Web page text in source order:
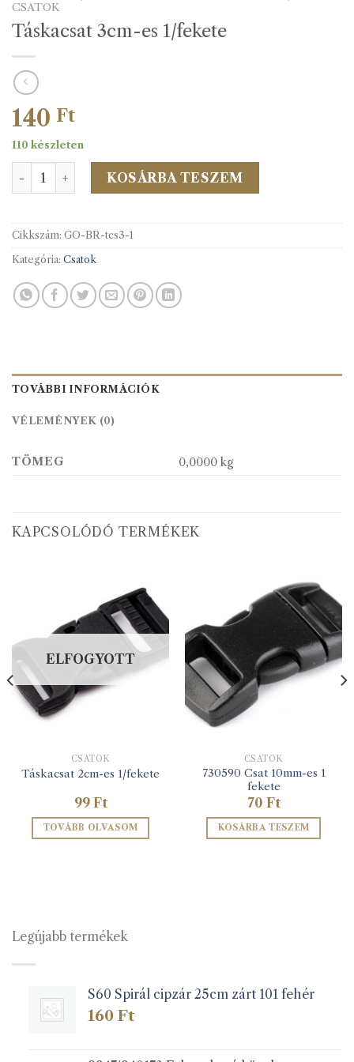
CSATOK
Táskacsat 3cm-es 1/fekete
140 Ft
110 készleten
Táskacsat 3cm-es 1/fekete mennyiség
KOSÁRBA TESZEM
Cikkszám: GO-BR-tcs3-1
Kategória: Csatok
TOVÁBBI INFORMÁCIÓK
VÉLEMÉNYEK (0)
TÖMEG 0,0000 kg
KAPCSOLÓDÓ TERMÉKEK
ELFOGYOTT
CSATOK
Táskacsat 2cm-es 1/fekete
99 Ft
TOVÁBB OLVASOM
CSATOK
730590 Csat 10mm-es 1
fekete
70 Ft
KOSÁRBA TESZEM
Legújabb termékek
S60 Spirál cipzár 25cm zárt 101 fehér
160 Ft